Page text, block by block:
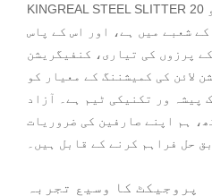
KINGREAL STEEL SLITTER 20 سال سے زیادہ عرصے سے کٹ ٹو
کے شعبے میں ہے، اور اس کے پاس
پرزوں کی تیاری، کنفیگریشن
لائن کی کمیشننگ کے معیار کو
پیشہ ور تکنیکی ٹیم ہے۔ آزاد
ہم اپنے صارفین کی ضروریات
حل فراہم کرنے کے قابل ہیں۔
پروجیکٹ کا وسیع تجربہ